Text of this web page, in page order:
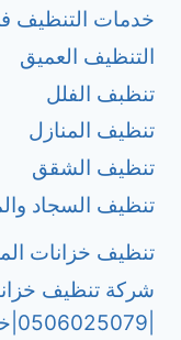
خدمات التنظيف
التنظيف العميق
تنظبف الفلل
تنظيف المنازل
تنظيف الشقق
تنظيف السجاد
تنظيف خزانات
شركة تنظيف